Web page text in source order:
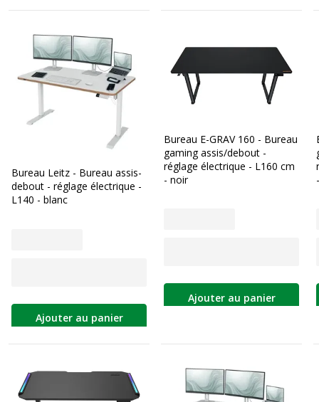
Bureau Leitz - Bureau assis-
debout - réglage électrique -
L140 - blanc
Ajouter au panier
Bureau E-GRAV 160 - Bureau
gaming assis/debout -
réglage électrique - L160 cm
- noir
Ajouter au panier